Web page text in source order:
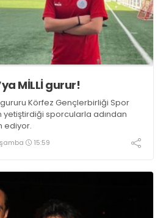
MİLLİ gurur!
Körfez Gençlerbirliği Spor
yetiştirdiği sporcularla adından
ediyor.
15:59